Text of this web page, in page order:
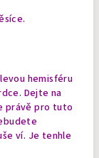
hemisféru
Dejte na
právě pro tuto
ví. Je tenhle